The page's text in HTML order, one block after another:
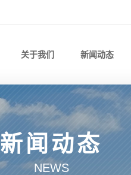
关于我们 新闻动态
新闻动态
NEWS